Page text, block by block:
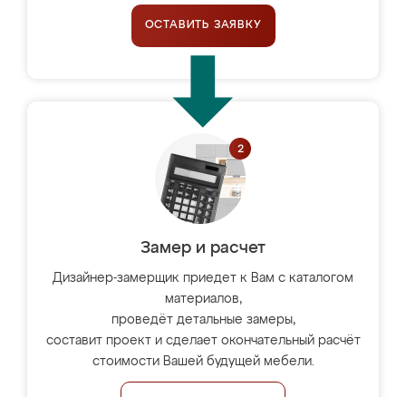
ОСТАВИТЬ ЗАЯВКУ
Замер и расчет
Дизайнер-замерщик приедет к Вам с каталогом
материалов,
проведёт детальные замеры,
составит проект и сделает окончательный расчёт
стоимости Вашей будущей мебели.